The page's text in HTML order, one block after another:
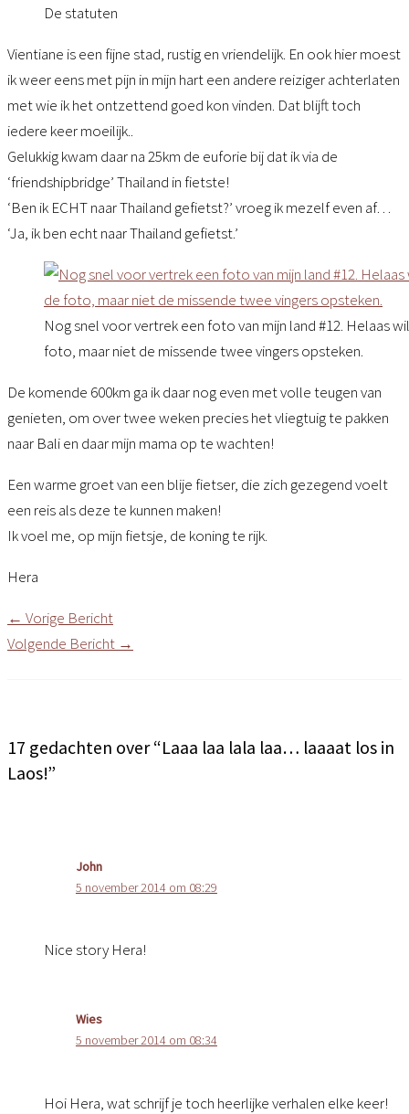
De statuten
Vientiane is een fijne stad, rustig en vriendelijk. En ook hier moest
ik weer eens met pijn in mijn hart een andere reiziger achterlaten
met wie ik het ontzettend goed kon vinden. Dat blijft toch
iedere keer moeilijk..
Gelukkig kwam daar na 25km de euforie bij dat ik via de
‘friendshipbridge’ Thailand in fietste!
‘Ben ik ECHT naar Thailand gefietst?’ vroeg ik mezelf even af…
‘Ja, ik ben echt naar Thailand gefietst.’
Nog snel voor vertrek een foto van mijn land #12. Helaas
foto, maar niet de missende twee vingers opsteken.
De komende 600km ga ik daar nog even met volle teugen van
genieten, om over twee weken precies het vliegtuig te pakken
naar Bali en daar mijn mama op te wachten!
Een warme groet van een blije fietser, die zich gezegend voelt
een reis als deze te kunnen maken!
Ik voel me, op mijn fietsje, de koning te rijk.
Hera
← Vorige Bericht
Volgende Bericht →
17 gedachten over “Laaa laa lala laa… laaaat los in
Laos!”
John
5 november 2014 om 08:29
Nice story Hera!
Wies
5 november 2014 om 08:34
Hoi Hera, wat schrijf je toch heerlijke verhalen elke keer!